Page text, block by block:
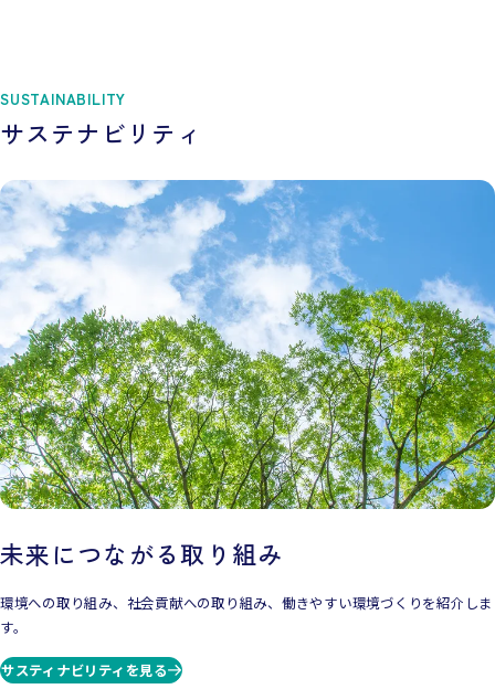
SUSTAINABILITY
サステナビリティ
未来につながる取り組み
環境への取り組み、社会貢献への取り組み、働きやすい環境づくりを紹介しま
す。
サスティナビリティを見る